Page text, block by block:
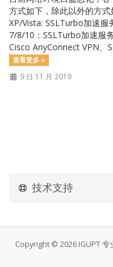
方式如下，除此以外的方
XP/Vista: SSLTurbo加速
7/8/10：SSLTurbo加速服
Cisco AnyConnect VPN、
查看更多 »
9 日 11 月 2019
技术支持
Copyright © 2026 IGUPT